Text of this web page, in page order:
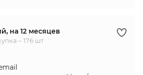
на 12 месяцев
– 176 шт